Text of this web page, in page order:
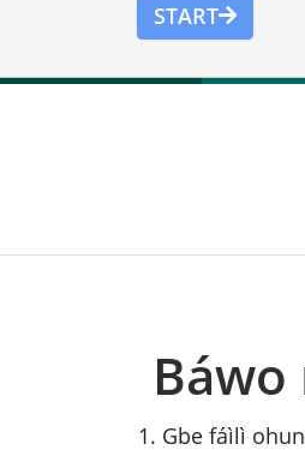
START
Gbe fáìlì